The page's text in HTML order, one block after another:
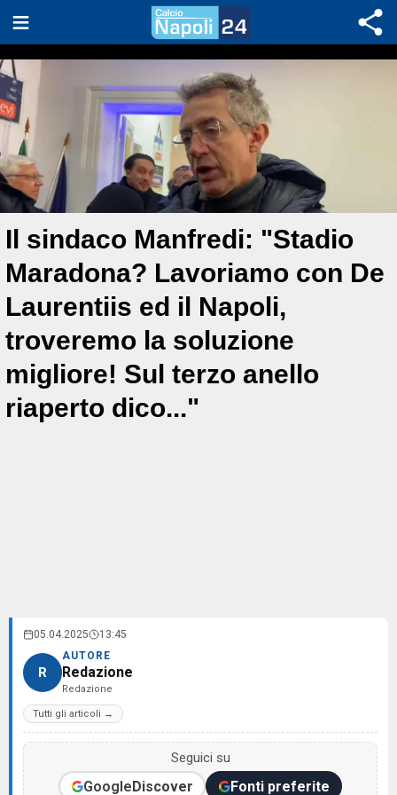
Il sindaco Manfredi: "Stadio
Maradona? Lavoriamo con De
Laurentiis ed il Napoli,
troveremo la soluzione
migliore! Sul terzo anello
riaperto dico..."
05.04.2025 13:45
R
AUTORE
Redazione
Redazione
Tutti gli articoli →
Seguici su
GoogleDiscover Fonti preferite